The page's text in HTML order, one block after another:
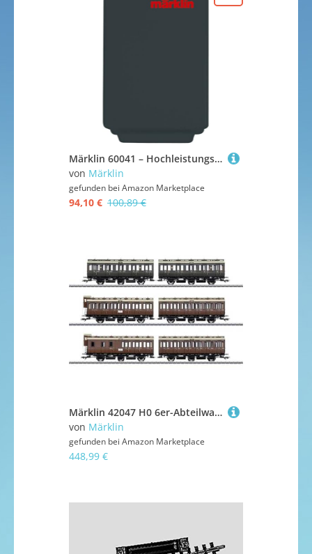
Märklin 60041 – Hochleistungs-Schaltnetzteil – 60VA Leistung – Kompaktes Design – Modelleisenbahn-Zubehör – Universal-Einsatz – 240V
von Märklin
gefunden bei Amazon Marketplace
94,10 € 100,89 €
Märklin 42047 H0 6er-Abteilwagen-Set der KPEV
von Märklin
gefunden bei Amazon Marketplace
448,99 €